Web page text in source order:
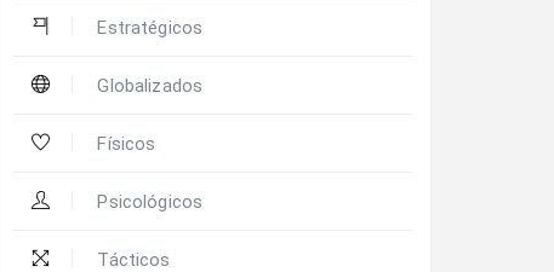
Estratégicos
Globalizados
Físicos
Psicológicos
Tácticos